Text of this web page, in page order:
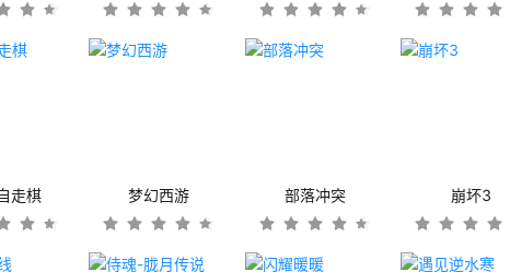
走棋 梦幻西游 部落冲突 崩坏3